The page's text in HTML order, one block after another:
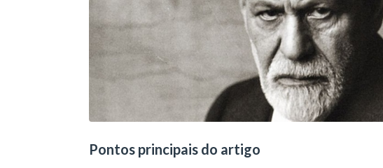
Pontos principais do artigo